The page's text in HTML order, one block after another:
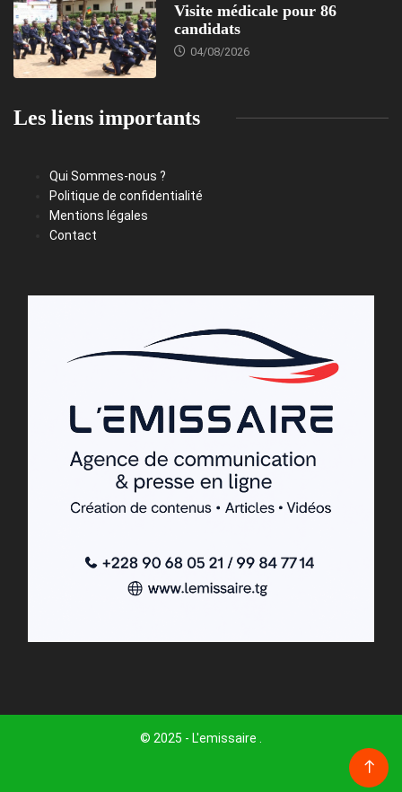
Visite médicale pour 86
candidats
04/08/2026
Les liens importants
Qui Sommes-nous ?
Politique de confidentialité
Mentions légales
Contact
© 2025 - L'emissaire .